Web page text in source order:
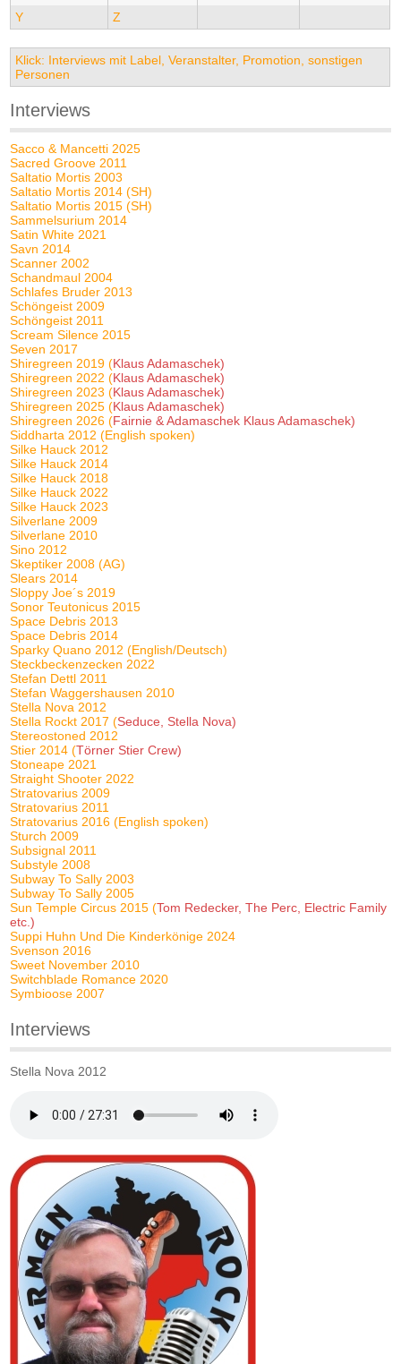
Y
Z
Klick: Interviews mit Label, Veranstalter, Promotion, sonstigen
Personen
Interviews
Sacco & Mancetti 2025
Sacred Groove 2011
Saltatio Mortis 2003
Saltatio Mortis 2014 (SH)
Saltatio Mortis 2015 (SH)
Sammelsurium 2014
Satin White 2021
Savn 2014
Scanner 2002
Schandmaul 2004
Schlafes Bruder 2013
Schöngeist 2009
Schöngeist 2011
Scream Silence 2015
Seven 2017
Shiregreen 2019 (Klaus Adamaschek)
Shiregreen 2022 (Klaus Adamaschek)
Shiregreen 2023 (Klaus Adamaschek)
Shiregreen 2025 (Klaus Adamaschek)
Shiregreen 2026 (Fairnie & Adamaschek Klaus Adamaschek)
Siddharta 2012 (English spoken)
Silke Hauck 2012
Silke Hauck 2014
Silke Hauck 2018
Silke Hauck 2022
Silke Hauck 2023
Silverlane 2009
Silverlane 2010
Sino 2012
Skeptiker 2008 (AG)
Slears 2014
Sloppy Joe´s 2019
Sonor Teutonicus 2015
Space Debris 2013
Space Debris 2014
Sparky Quano 2012 (English/Deutsch)
Steckbeckenzecken 2022
Stefan Dettl 2011
Stefan Waggershausen 2010
Stella Nova 2012
Stella Rockt 2017 (Seduce, Stella Nova)
Stereostoned 2012
Stier 2014 (Törner Stier Crew)
Stoneape 2021
Straight Shooter 2022
Stratovarius 2009
Stratovarius 2011
Stratovarius 2016 (English spoken)
Sturch 2009
Subsignal 2011
Substyle 2008
Subway To Sally 2003
Subway To Sally 2005
Sun Temple Circus 2015 (Tom Redecker, The Perc, Electric Family
etc.)
Suppi Huhn Und Die Kinderkönige 2024
Svenson 2016
Sweet November 2010
Switchblade Romance 2020
Symbioose 2007
Interviews
Stella Nova 2012